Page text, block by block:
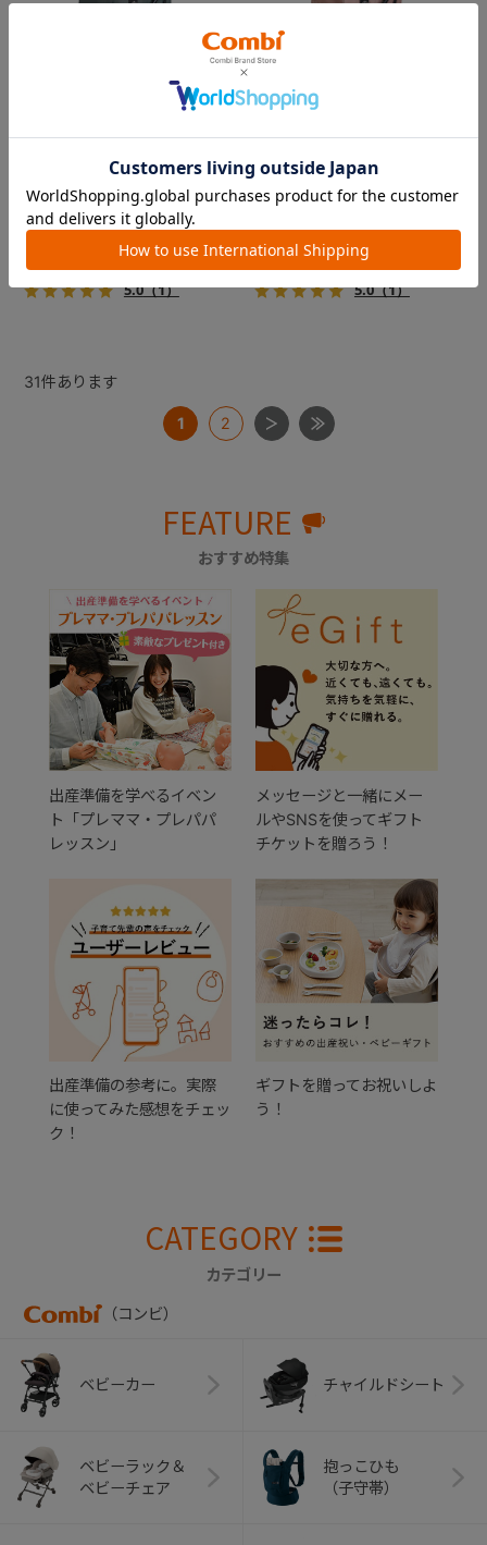
フィカゴー アジャイル 2
『FikaGO（フィカゴー）』か
ら待望の中型犬向け『アジャ
イル２』 登場！耐荷重30kg
で、しかも1秒・自動収納機能
搭載！！
￥69,300
5.0（1）
フィカゴー アジャイル 2
『FikaGO（フィカゴー）』か
イル２』 登場！耐荷重30kg
で、しかも1秒・自動収納機能
搭載！！
￥69,300
5.0（1）
31件あります
1 2
FEATURE
おすすめ特集
出産準備を学べるイベン
ト「プレママ・プレパパ
レッスン」
メッセージと一緒にメー
ルやSNSを使ってギフト
チケットを贈ろう！
出産準備の参考に。実際
に使ってみた感想をチェッ
ク！
ギフトを贈ってお祝いしよ
う！
CATEGORY
カテゴリー
（コンビ）
ベビーカー チャイルドシート
ベビーラック＆
ベビーチェア
抱っこひも
（子守帯）